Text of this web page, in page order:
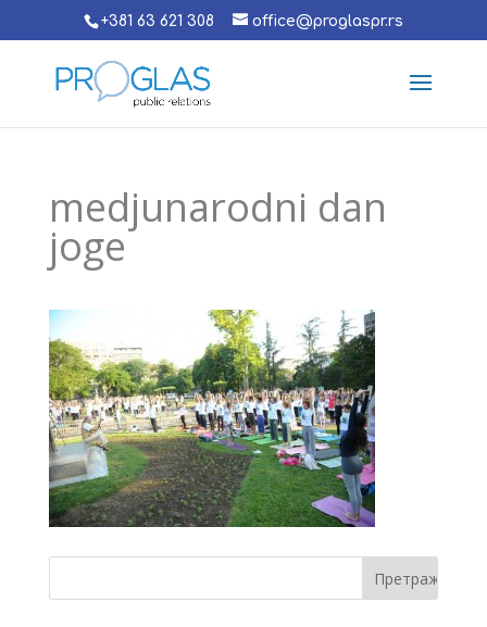
+381 63 621 308 office@proglaspr.rs
medjunarodni dan
joge